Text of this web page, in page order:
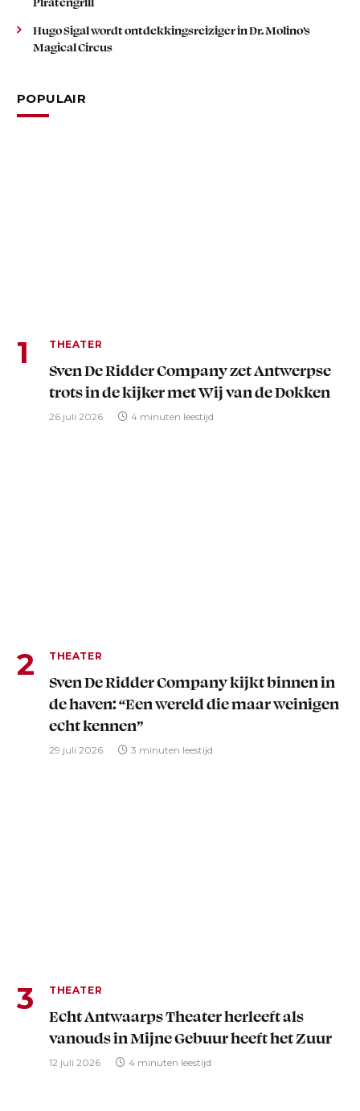
Hugo Sigal wordt ontdekkingsreiziger in Dr. Molino’s
Magical Circus
POPULAIR
THEATER
Sven De Ridder Company zet Antwerpse
trots in de kijker met Wij van de Dokken
26 juli 2026 4 minuten leestijd
THEATER
Sven De Ridder Company kijkt binnen in
de haven: “Een wereld die maar weinigen
echt kennen”
29 juli 2026 3 minuten leestijd
THEATER
Echt Antwaarps Theater herleeft als
vanouds in Mijne Gebuur heeft het Zuur
12 juli 2026 4 minuten leestijd